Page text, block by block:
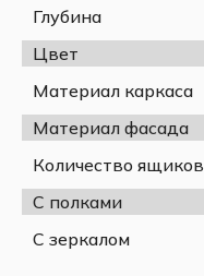
Спецификация:
Глубина, мм
Высота, мм
Монтаж
Фрезеровка фасада
Покрытие фасада
Материал фасада
Глубина
Цвет
Материал каркаса
Материал фасада
Количество ящиков
С полками
С зеркалом